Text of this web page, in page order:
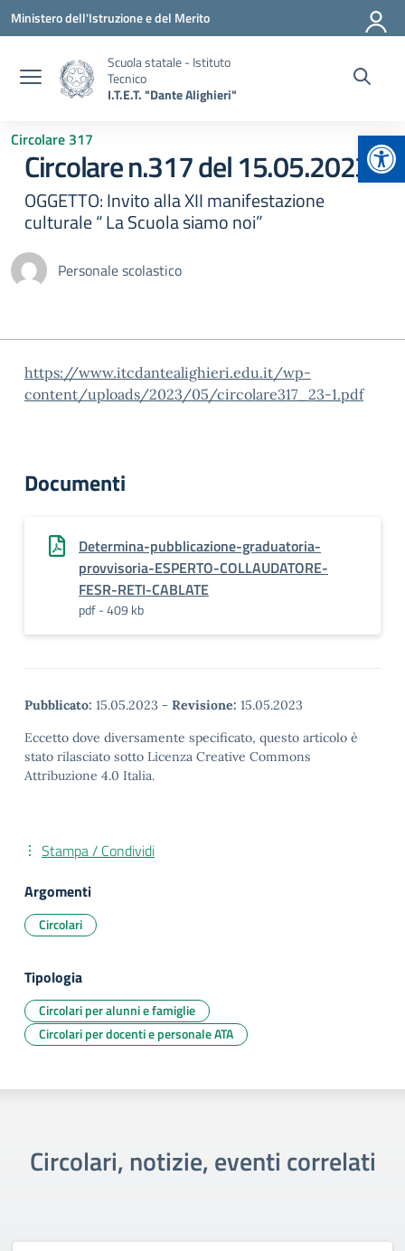
Vai ai contenuti
Vai al menu di navigazione
Vai al footer
Ministero dell'Istruzione e del Merito
Scuola statale - Istituto
Tecnico
I.T.E.T. "Dante Alighieri"
Circolare 317
Circolare n.317 del 15.05.2023
OGGETTO: Invito alla XII manifestazione
culturale “ La Scuola siamo noi”
Personale scolastico
https://www.itcdantealighieri.edu.it/wp-
content/uploads/2023/05/circolare317_23-1.pdf
Documenti
Determina-pubblicazione-graduatoria-
provvisoria-ESPERTO-COLLAUDATORE-
FESR-RETI-CABLATE
pdf - 409 kb
Pubblicato: 15.05.2023 - Revisione: 15.05.2023
Eccetto dove diversamente specificato, questo articolo è
stato rilasciato sotto Licenza Creative Commons
Attribuzione 4.0 Italia.
Stampa / Condividi
Argomenti
Circolari
Tipologia
Circolari per alunni e famiglie
Circolari per docenti e personale ATA
Circolari, notizie, eventi correlati